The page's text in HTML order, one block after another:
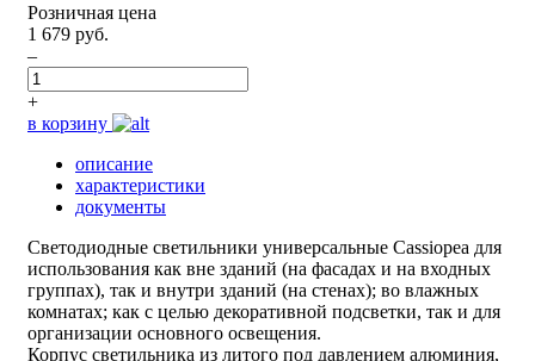
Розничная цена
1 679 руб.
–
+
в корзину
описание
характеристики
документы
Светодиодные светильники универсальные Cassiopea для
использования как вне зданий (на фасадах и на входных
группах), так и внутри зданий (на стенах); во влажных
комнатах; как с целью декоративной подсветки, так и для
организации основного освещения.
Корпус светильника из литого под давлением алюминия,